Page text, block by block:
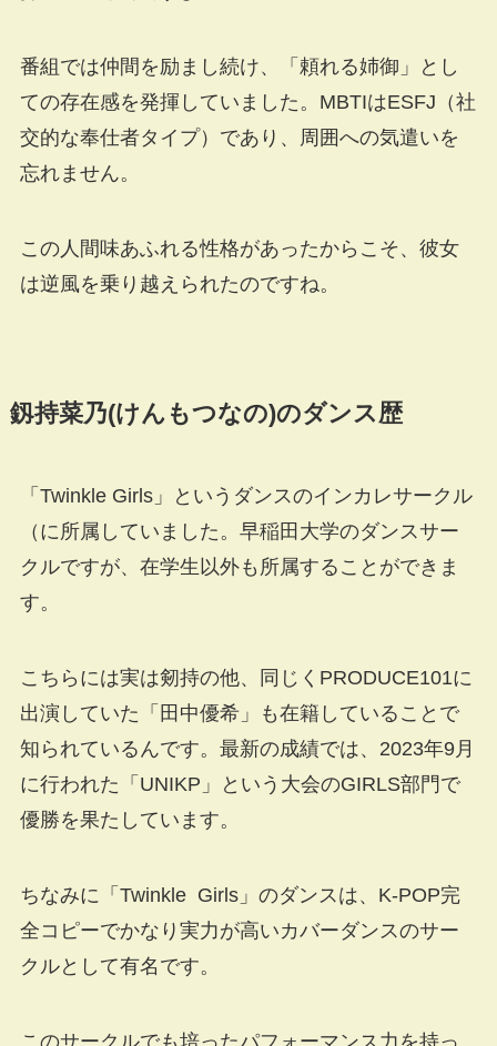
番組では仲間を励まし続け、「頼れる姉御」とし
ての存在感を発揮していました。MBTIはESFJ（社
交的な奉仕者タイプ）であり、周囲への気遣いを
忘れません。
この人間味あふれる性格があったからこそ、彼女
は逆風を乗り越えられたのですね。
釼持菜乃(けんもつなの)のダンス歴
「Twinkle Girls」というダンスのインカレサークル
（に所属していました。早稲田大学のダンスサー
クルですが、在学生以外も所属することができま
す。
こちらには実は剱持の他、同じくPRODUCE101に
出演していた「田中優希」も在籍していることで
知られているんです。最新の成績では、2023年9月
に行われた「UNIKP」という大会のGIRLS部門で
優勝を果たしています。
ちなみに「Twinkle Girls」のダンスは、K-POP完
全コピーでかなり実力が高いカバーダンスのサー
クルとして有名です。
このサークルでも培ったパフォーマンス力を持っ